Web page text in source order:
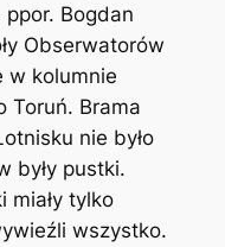
Bogdan
Obserwatorów
w kolumnie
Toruń. Brama
nie było
były pustki.
miały tylko
wszystko.